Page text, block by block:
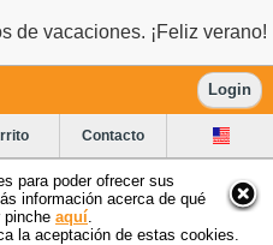
de vacaciones. ¡Feliz verano!
Login
Contacto
para poder ofrecer sus
información acerca de qué
pinche aquí
la aceptación de estas cookies.